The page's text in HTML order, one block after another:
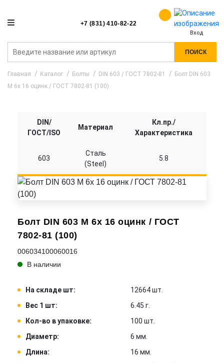
+7 (831) 410-82-22
Вход
ПОИСК
Главная Каталог Болты DIN 603 / ГОСТ 7802-81
Болт DIN 603
M 6x 16 оцинк / ГОСТ 7802-81 (100)
Болт DIN 603 M 6x 16 оцинк / ГОСТ
7802-81 (100)
006034100060016
В наличии
На складе шт:
12664 шт.
Вес 1 шт:
6.45 г.
Кол-во в упаковке:
100 шт.
Диаметр:
6 мм.
Длина:
16 мм.
DIN/
ГОСТ/ISO
Материал
Кл.пр./
Характеристика
603
Сталь
(Steel)
5.8